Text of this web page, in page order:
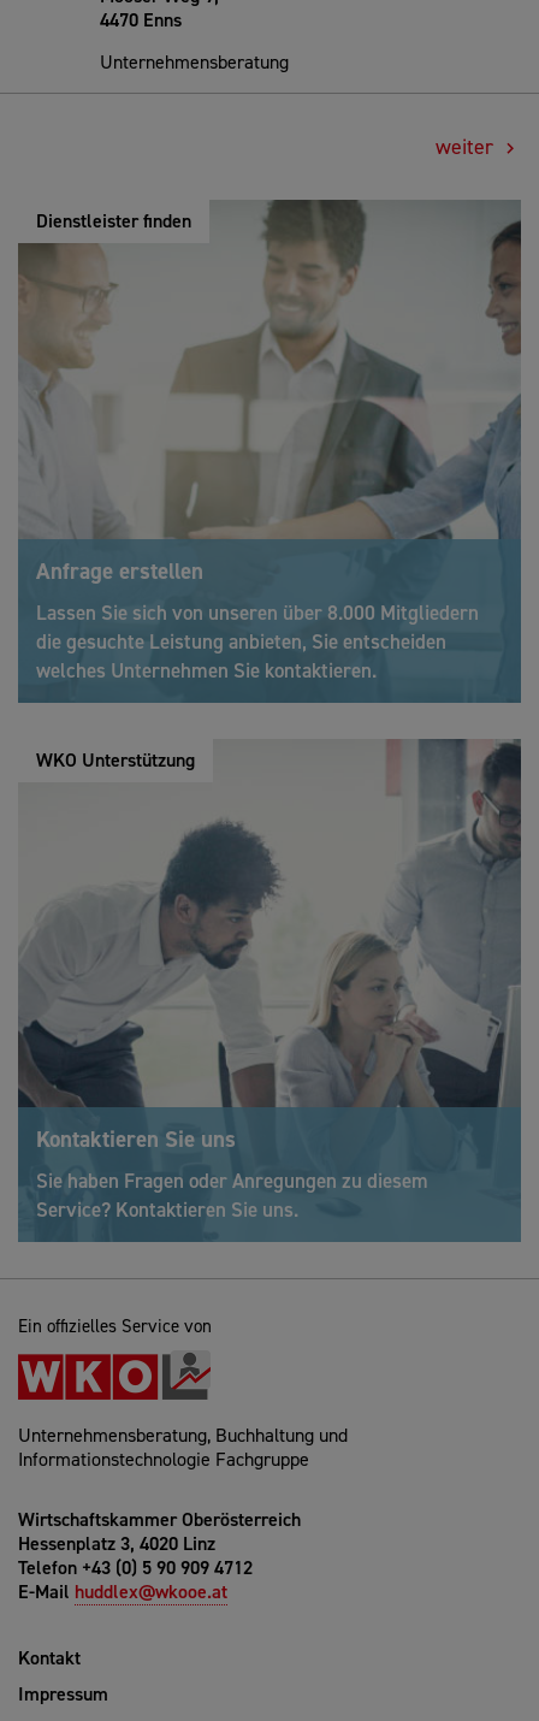
4470 Enns
Unternehmensberatung
weiter
Dienstleister finden
Anfrage erstellen
Lassen Sie sich von unseren über 8.000 Mitgliedern
die gesuchte Leistung anbieten, Sie entscheiden
welches Unternehmen Sie kontaktieren.
WKO Unterstützung
Kontaktieren Sie uns
Sie haben Fragen oder Anregungen zu diesem
Service? Kontaktieren Sie uns.
Ein offizielles Service von
Unternehmensberatung, Buchhaltung und
Informationstechnologie Fachgruppe
Wirtschaftskammer Oberösterreich
Hessenplatz 3, 4020 Linz
Telefon +43 (0) 5 90 909 4712
E-Mail huddlex@wkooe.at
Kontakt
Impressum